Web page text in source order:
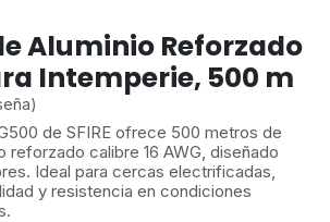
Aluminio Reforzado
Intemperie, 500 m
de SFIRE ofrece 500 metros de
reforzado calibre 16 AWG, diseñado
Ideal para cercas electrificadas,
y resistencia en condiciones